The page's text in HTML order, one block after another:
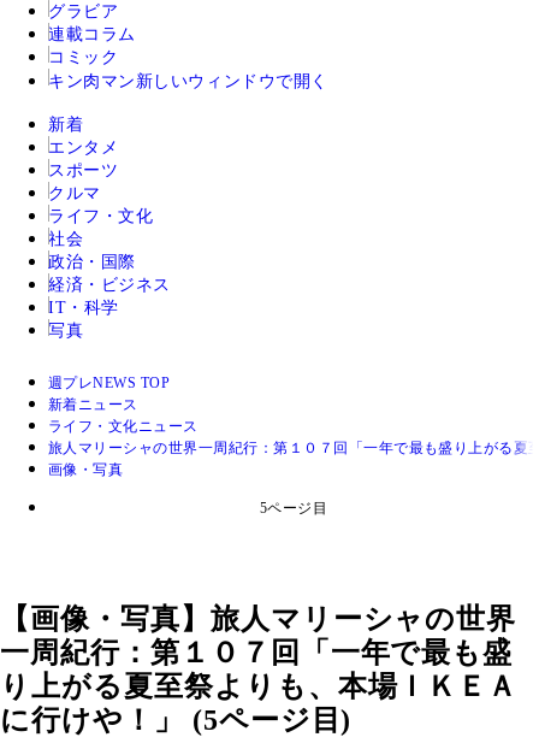
グラビア
連載コラム
コミック
キン肉マン 新しいウィンドウで開く
新着
エンタメ
スポーツ
クルマ
ライフ・文化
社会
政治・国際
経済・ビジネス
IT・科学
写真
週プレNEWS TOP
新着ニュース
ライフ・文化ニュース
旅人マリーシャの世界一周紀行：第１０７回「一年で最も盛り上がる夏
画像・写真
5ページ目
【画像・写真】旅人マリーシャの世界
一周紀行：第１０７回「一年で最も盛
り上がる夏至祭よりも、本場ＩＫＥＡ
に行けや！」 (5ページ目)